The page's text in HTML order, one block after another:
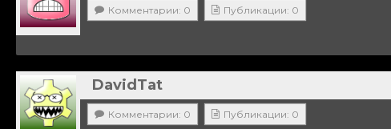
Комментарии: 0 Публикации: 0
DavidTat
Комментарии: 0 Публикации: 0